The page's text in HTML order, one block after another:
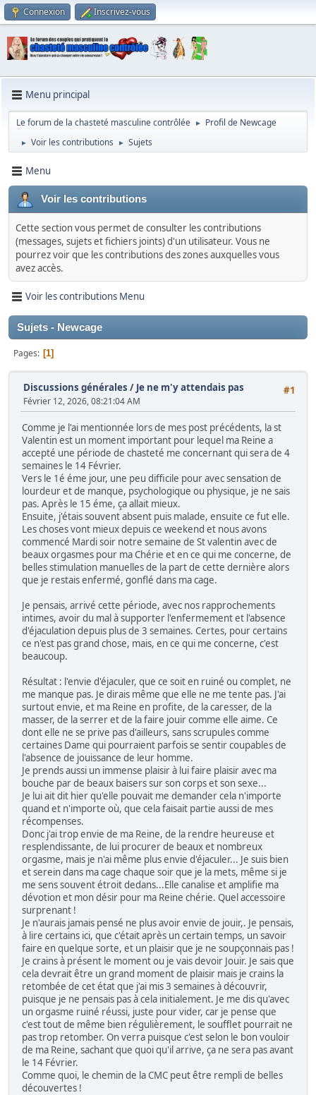
Connexion Inscrivez-vous
Menu principal
Le forum de la chasteté masculine contrôlée ► Profil de Newcage
► Voir les contributions ► Sujets
Menu
Voir les contributions
Cette section vous permet de consulter les contributions
(messages, sujets et fichiers joints) d'un utilisateur. Vous ne
pourrez voir que les contributions des zones auxquelles vous
avez accès.
Voir les contributions Menu
Sujets - Newcage
Pages 1
#1
Discussions générales / Je ne m'y attendais pas
Février 12, 2026, 08:21:04 AM
Comme je l'ai mentionnée lors de mes post précédents, la st
Valentin est un moment important pour lequel ma Reine a
accepté une période de chasteté me concernant qui sera de 4
semaines le 14 Février.
Vers le 1é éme jour, une peu difficile pour avec sensation de
lourdeur et de manque, psychologique ou physique, je ne sais
pas. Après le 15 éme, ça allait mieux.
Ensuite, j'étais souvent absent puis malade, ensuite ce fut elle.
Les choses vont mieux depuis ce weekend et nous avons
commencé Mardi soir notre semaine de St valentin avec de
beaux orgasmes pour ma Chérie et en ce qui me concerne, de
belles stimulation manuelles de la part de cette dernière alors
que je restais enfermé, gonflé dans ma cage.
Je pensais, arrivé cette période, avec nos rapprochements
intimes, avoir du mal à supporter l'enfermement et l'absence
d'éjaculation depuis plus de 3 semaines. Certes, pour certains
ce n'est pas grand chose, mais, en ce qui me concerne, c'est
beaucoup.
Résultat : l'envie d'éjaculer, que ce soit en ruiné ou complet, ne
me manque pas. Je dirais même que elle ne me tente pas. J'ai
surtout envie, et ma Reine en profite, de la caresser, de la
masser, de la serrer et de la faire jouir comme elle aime. Ce
dont elle ne se prive pas d'ailleurs, sans scrupules comme
certaines Dame qui pourraient parfois se sentir coupables de
l'absence de jouissance de leur homme.
Je prends aussi un immense plaisir à lui faire plaisir avec ma
bouche par de beaux baisers sur son corps et son sexe...
Je lui ait dit hier qu'elle pouvait me demander cela n'importe
quand et n'importe où, que cela faisait partie aussi de mes
récompenses.
Donc j'ai trop envie de ma Reine, de la rendre heureuse et
resplendissante, de lui procurer de beaux et nombreux
orgasme, mais je n'ai même plus envie d'éjaculer... Je suis bien
et serein dans ma cage chaque soir que je la mets, même si je
me sens souvent étroit dedans...Elle canalise et amplifie ma
dévotion et mon désir pour ma Reine chérie. Quel accessoire
surprenant !
Je n'aurais jamais pensé ne plus avoir envie de jouir,. Je pensais,
à lire certains ici, que c'était après un certain temps, un savoir
faire en quelque sorte, et un plaisir que je ne soupçonnais pas !
Je crains à présent le moment ou je vais devoir Jouir. Je sais que
cela devrait être un grand moment de plaisir mais je crains la
retombée de cet état que j'ai mis 3 semaines à découvrir,
puisque je ne pensais pas à cela initialement. Je me dis qu'avec
un orgasme ruiné réussi, juste pour vider, car je pense que
c'est tout de même bien régulièrement, le soufflet pourrait ne
pas trop retomber. On verra puisque c'est selon le bon vouloir
de ma Reine, sachant que quoi qu'il arrive, ça ne sera pas avant
le 14 Février.
Comme quoi, le chemin de la CMC peut être rempli de belles
découvertes !